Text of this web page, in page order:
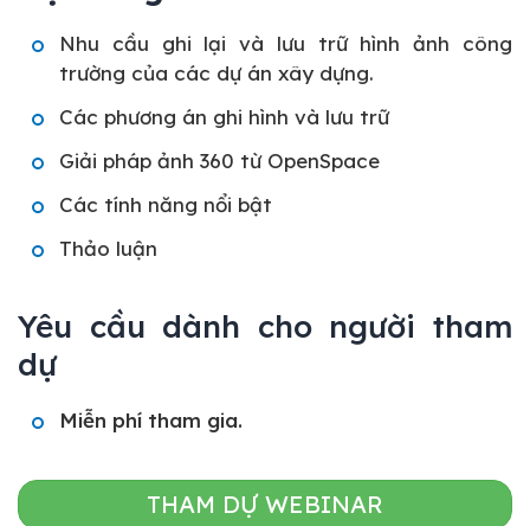
Nhu cầu ghi lại và lưu trữ hình ảnh công
trường của các dự án xây dựng.
Các phương án ghi hình và lưu trữ
Giải pháp ảnh 360 từ OpenSpace
Các tính năng nổi bật
Thảo luận
Yêu cầu dành cho người tham
dự
Miễn phí tham gia.
THAM DỰ WEBINAR